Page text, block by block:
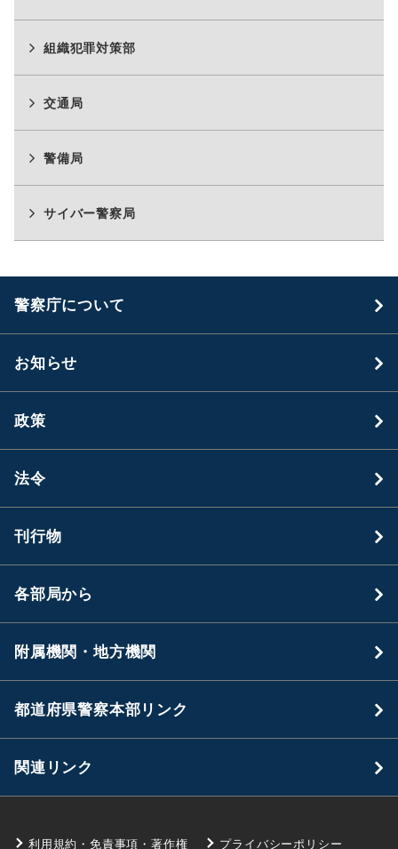
組織犯罪対策部
交通局
警備局
サイバー警察局
警察庁について
お知らせ
政策
法令
刊行物
各部局から
附属機関・地方機関
都道府県警察本部リンク
関連リンク
利用規約・免責事項・著作権 プライバシーポリシー